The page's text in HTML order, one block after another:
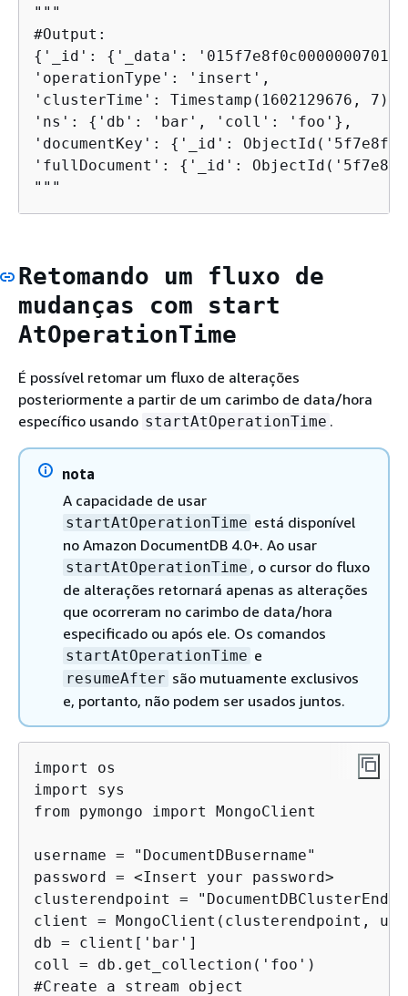
"""
{ '_id': { '_data':
'operationType': 'insert',
'clusterTime': Timestamp(1602129676, 7),
'ns': { 'db': 'bar', 'coll': 'foo'},
'documentKey': { '_id':
'fullDocument': { '_id':
"""
Retomando um fluxo de
mudanças com start
AtOperationTime
É possível retomar um fluxo de alterações
posteriormente a partir de um carimbo de data/hora
específico usando startAtOperationTime .
nota
A capacidade de usar
startAtOperationTime está disponível
no Amazon DocumentDB 4.0+. Ao usar
startAtOperationTime , o cursor do fluxo
de alterações retornará apenas as alterações
que ocorreram no carimbo de data/hora
especificado ou após ele. Os comandos
startAtOperationTime e
resumeAfter são mutuamente exclusivos
e, portanto, não podem ser usados juntos.
import os
import sys
from pymongo import MongoClient
username = "DocumentDBusername"
password = <Insert your password>
clusterendpoint =
client = MongoClient(clusterendpoint,
db = client['bar']
coll = db.get_collection('foo')
#Create a stream object